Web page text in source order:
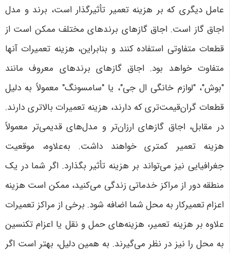
عامل دیگری که بر هزینه تعمیر تأثیرگذار است، برند و مدل
اجاق گاز است. اجاق گازهای برندهای مختلف ممکن است از
قطعات متفاوتی استفاده کنند و بنابراین، هزینه تعمیرات آنها
متفاوت خواهد بود. اجاق گازهای برندهای معروف مانند
"بوش"، "لوازم خانگی ال جی"، یا "سامسونگ" معمولاً به دلیل
قطعات گران‌قیمت‌تری که دارند، هزینه تعمیرات بالاتری دارند.
در مقابل، اجاق گازهای ارزان‌تر و مدل‌های قدیمی‌تر معمولاً
هزینه تعمیر کمتری خواهند داشت.
به‌علاوه، موقعیت
جغرافیایی نیز می‌تواند بر هزینه تأثیر بگذارد. اگر شما در یک
منطقه دور از مراکز خدماتی زندگی می‌کنید، ممکن است هزینه
اعزام تعمیرکار به محل شما اضافه شود. برخی از مراکز تعمیرات
علاوه بر هزینه تعمیر، هزینه‌های حمل و نقل یا اعزام تکنسین
به محل را نیز در نظر می‌گیرند. به همین دلیل، بهتر است اگر